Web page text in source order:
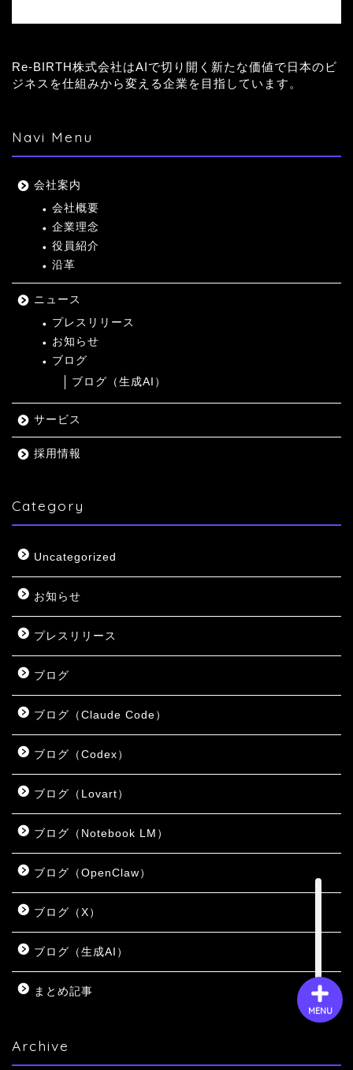
Re-BIRTH株式会社はAIで切り開く新たな価値で日本のビ
ジネスを仕組みから変える企業を目指しています。
Navi Menu
会社案内
会社概要
企業理念
役員紹介
沿革
ニュース
プレスリリース
お知らせ
ブログ
ブログ（生成AI）
サービス
採用情報
Category
Uncategorized
お知らせ
プレスリリース
ブログ
ブログ（Claude Code）
ブログ（Codex）
ブログ（Lovart）
ブログ（Notebook LM）
ブログ（OpenClaw）
ブログ（X）
ブログ（生成AI）
まとめ記事
Archive
MENU
会社概要
サービス